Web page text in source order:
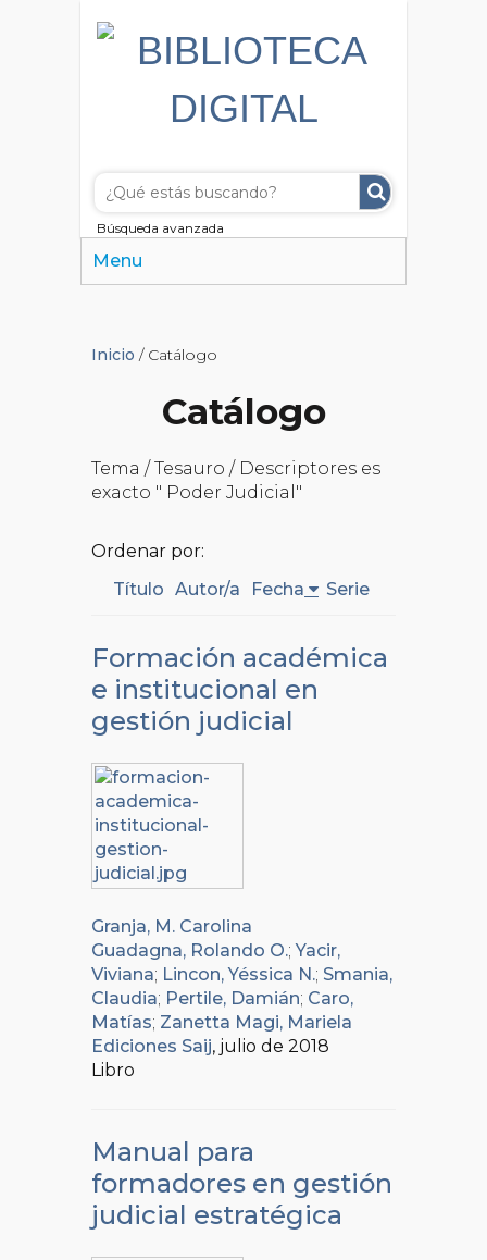
Búsqueda avanzada
Menu
Inicio / Catálogo
Catálogo
Tema / Tesauro / Descriptores es
exacto " Poder Judicial"
Ordenar por:
Título Autor/a Fecha Serie
Formación académica
e institucional en
gestión judicial
Granja, M. Carolina
Guadagna, Rolando O.;Yacir,
Viviana; Lincon, Yéssica N.; Smania,
Claudia; Pertile, Damián; Caro,
Matías; Zanetta Magi, Mariela
Ediciones Saij, julio de 2018
Libro
Manual para
formadores en gestión
judicial estratégica